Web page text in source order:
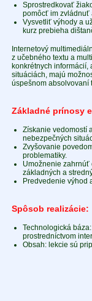
Sprostredkovať
pomôcť im zvládnuť
Vysvetliť výhody a
kurz prebieha
Internetový
z učebného textu a
konkrétnych
situáciách, majú
úspešnom absolvovaní
Základné prínosy
Získanie vedomostí
nebezpečných
Zvyšovanie
problematiky.
Umožnenie zahrnúť
základných a
Predvedenie výhod
Spôsob realizácie:
Technologická
prostredníctvom
Obsah: lekcie sú